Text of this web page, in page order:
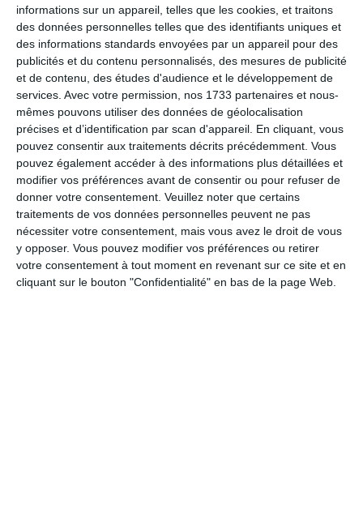
informations sur un appareil, telles que les cookies, et traitons
des données personnelles telles que des identifiants uniques et
des informations standards envoyées par un appareil pour des
publicités et du contenu personnalisés, des mesures de publicité
et de contenu, des études d'audience et le développement de
services. Avec votre permission, nos 1733 partenaires et nous-
mêmes pouvons utiliser des données de géolocalisation
précises et d’identification par scan d'appareil. En cliquant, vous
pouvez consentir aux traitements décrits précédemment. Vous
pouvez également accéder à des informations plus détaillées et
modifier vos préférences avant de consentir ou pour refuser de
donner votre consentement. Veuillez noter que certains
traitements de vos données personnelles peuvent ne pas
nécessiter votre consentement, mais vous avez le droit de vous
y opposer. Vous pouvez modifier vos préférences ou retirer
votre consentement à tout moment en revenant sur ce site et en
cliquant sur le bouton "Confidentialité" en bas de la page Web.
Vous êtes un organisateur de ce genre d’événement ?
Partagez votre annonce de loto
avec des centaines
d’habitants Tourangeaus.
L’inscription est gratuite et
rapide.
Publiez un loto àPreuilly-sur-Claise / Indre-et-
loireen cliquant-ici
Les prochains lotos à Preuilly-sur-
Claise et ses alentours :
À proximité de Preuilly-sur-Claise (moins de
60 km)